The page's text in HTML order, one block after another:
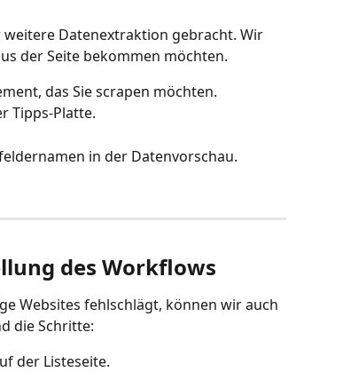
Datenextraktion gebracht. Wir
der Seite bekommen möchten.
das Sie scrapen möchten.
Tipps-Platte.
in der Datenvorschau.
des Workflows
Websites fehlschlägt, können wir auch
die Schritte:
der Listeseite.